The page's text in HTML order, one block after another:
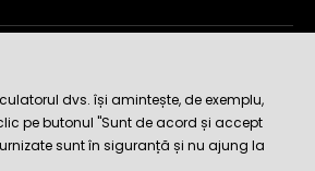
dvs. își amintește, de exemplu,
pe butonul "Sunt de acord și accept
sunt în siguranță și nu ajung la